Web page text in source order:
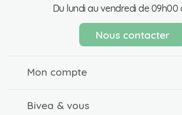
Du lundi au vendredi de 09h00
Nous contacter
Mon compte
Bivea & vous